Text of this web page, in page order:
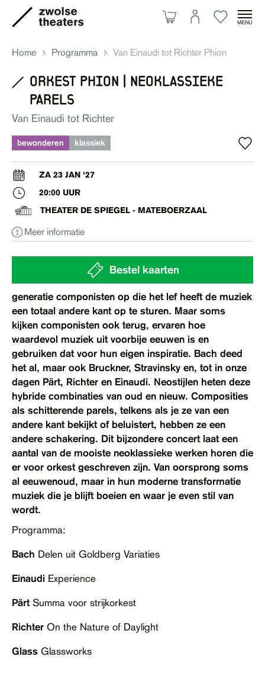
Aanbod
Je bezoek
Over ons
Toegankelijkheid
Home Programma Van Einaudi tot Richter Phion
orkest phion | neoklassieke
parels
Van Einaudi tot Richter
bewonderen klassiek
ZA 23 JAN '27
20:00 UUR
THEATER DE SPIEGEL - MATEBOERZAAL
Meer informatie
Bestel kaarten
generatie componisten op die het lef heeft de muziek
een totaal andere kant op te sturen. Maar soms
kijken componisten ook terug, ervaren hoe
waardevol muziek uit voorbije eeuwen is en
gebruiken dat voor hun eigen inspiratie. Bach deed
het al, maar ook Bruckner, Stravinsky en, tot in onze
dagen Pärt, Richter en Einaudi. Neostijlen heten deze
hybride combinaties van oud en nieuw. Composities
als schitterende parels, telkens als je ze van een
andere kant bekijkt of beluistert, hebben ze een
andere schakering. Dit bijzondere concert laat een
aantal van de mooiste neoklassieke werken horen die
er voor orkest geschreven zijn. Van oorsprong soms
al eeuwenoud, maar in hun moderne transformatie
muziek die je blijft boeien en waar je even stil van
wordt.
Programma:
Bach Delen uit Goldberg Variaties
Einaudi Experience
PärtSumma voor strijkorkest
Richter On the Nature of Daylight
Glass Glassworks